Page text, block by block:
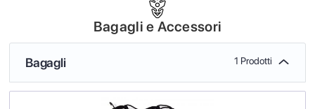
Bagagli e Accessori
Bagagli 1 Prodotti